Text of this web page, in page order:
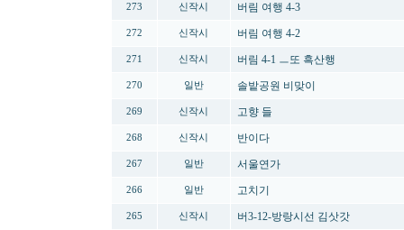
273 신작시 버림 여행 4-3
272 신작시 버림 여행 4-2
271 신작시 버림 4-1 ㅡ또 흑산행
270 일반 솔밭공원 비맞이
269 신작시 고향 들
268 신작시 반이다
267 일반 서울연가
266 일반 고치기
265 신작시 버3-12-방랑시선 김삿갓